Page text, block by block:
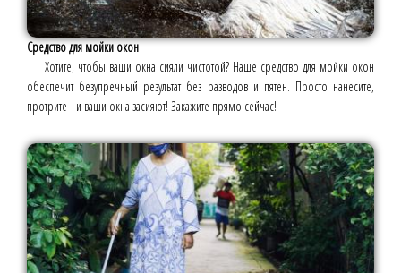
Средство для мойки окон
Хотите, чтобы ваши окна сияли чистотой? Наше средство для мойки окон
обеспечит безупречный результат без разводов и пятен. Просто нанесите,
протрите - и ваши окна засияют! Закажите прямо сейчас!